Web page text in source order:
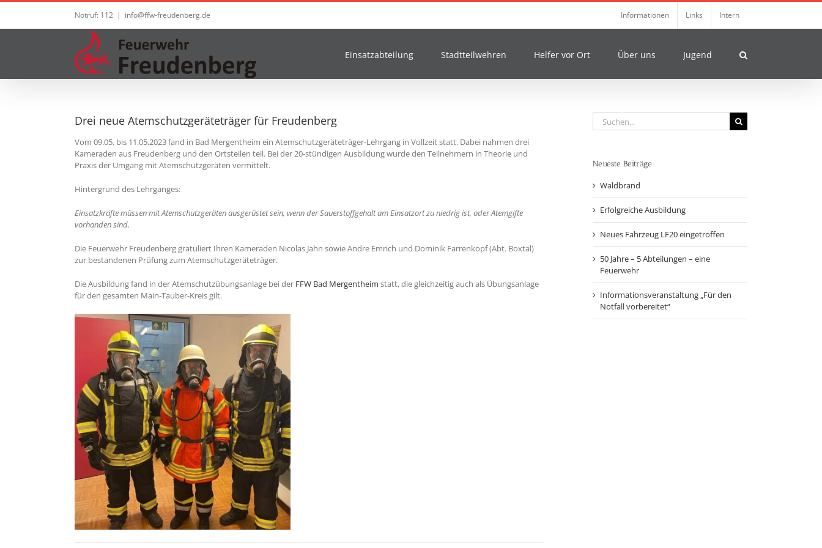
Zum
springen
Notruf: 112 | info@ffw-freudenberg.de Informationen Links Intern
Einsatzabteilung Stadtteilwehren Helfer vor Ort Über uns Jugend
Drei neue Atemschutzgeräteträger für Freudenberg
Vom 09.05. bis 11.05.2023 fand in Bad Mergentheim ein Atemschutzgeräteträger-Lehrgang in Vollzeit statt. Dabei nahmen drei
Kameraden aus Freudenberg und den Ortsteilen teil. Bei der 20-stündigen Ausbildung wurde den Teilnehmern in Theorie und
Praxis der Umgang mit Atemschutzgeräten vermittelt.
Hintergrund des Lehrganges:
Einsatzkräfte müssen mit Atemschutzgeräten ausgerüstet sein, wenn der Sauerstoffgehalt am Einsatzort zu niedrig ist, oder Atemgifte
vorhanden sind.
Die Feuerwehr Freudenberg gratuliert Ihren Kameraden Nicolas Jahn sowie Andre Emrich und Dominik Farrenkopf (Abt. Boxtal)
zur bestandenen Prüfung zum Atemschutzgeräteträger.
Die Ausbildung fand in der Atemschutzübungsanlage bei der FFW Bad Mergentheim statt, die gleichzeitig auch als Übungsanlage
für den gesamten Main-Tauber-Kreis gilt.
Suche
nach:
Neueste Beiträge
Waldbrand
Erfolgreiche Ausbildung
Neues Fahrzeug LF20 eingetroffen
50 Jahre – 5 Abteilungen – eine
Feuerwehr
Informationsveranstaltung „Für den
Notfall vorbereitet“